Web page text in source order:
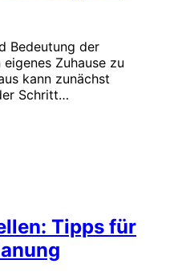
Bedeutung der
Zuhause zu
kann zunächst
Schritt…
Tipps für